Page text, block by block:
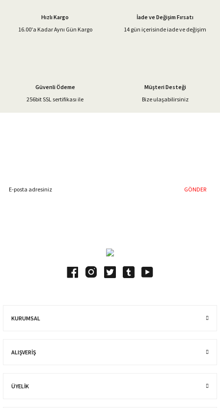
Ürün bilgilerinde hatalar bulunuyor.
Gönder
Hızlı Kargo
16.00'a Kadar Aynı Gün Kargo
İade ve Değişim Fırsatı
14 gün içerisinde iade ve değişim
Güvenli Ödeme
256bit SSL sertifikası ile
Müşteri Desteği
Bize ulaşabilirsiniz
GÖNDER
KURUMSAL
ALIŞVERIŞ
ÜYELİK